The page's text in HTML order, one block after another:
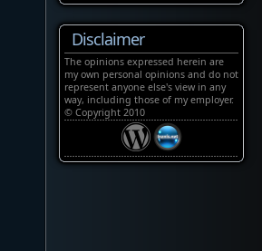
Disclaimer
The opinions expressed herein are
my own personal opinions and do not
represent anyone else's view in any
way, including those of my employer.
© Copyright 2010